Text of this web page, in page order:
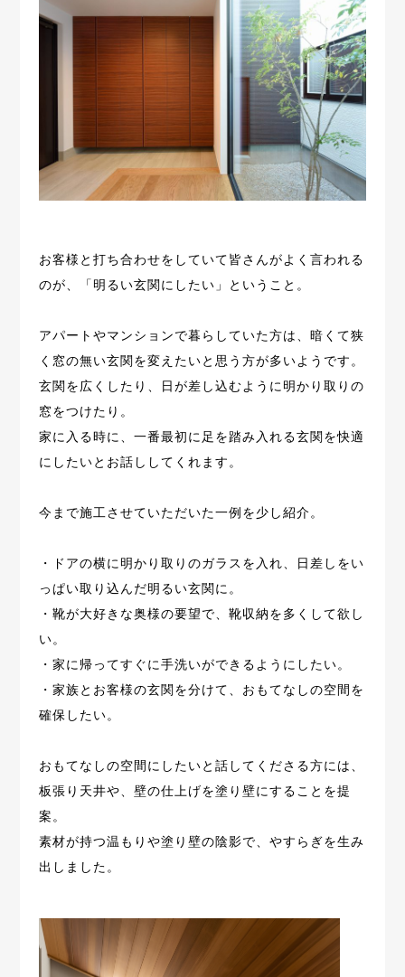
お客様と打ち合わせをしていて皆さんがよく言われる
のが、
「明るい玄関にしたい」ということ。
アパートやマンションで暮らしていた方は、 暗くて狭
く窓の無い玄関を変えたいと思う方が多いようです。
玄関を広くしたり、日が差し込むように明かり取りの
窓をつけたり。
家に入る時に、一番最初に足を踏み入れる玄関を快適
にしたいとお話ししてくれます。
今まで施工させていただいた一例を少し紹介。
・ドアの横に明かり取りのガラスを入れ、日差しをい
っぱい取り込んだ明るい玄関に。
・靴が大好きな奥様の要望で、靴収納を多くして欲し
い。
・家に帰ってすぐに手洗いができるようにしたい。
・家族とお客様の玄関を分けて、おもてなしの空間を
確保したい。
おもてなしの空間にしたいと話してくださる方には、
板張り天井や、壁の仕上げを塗り壁にすることを提
案。
素材が持つ温もりや塗り壁の陰影で、やすらぎを生み
出しました。